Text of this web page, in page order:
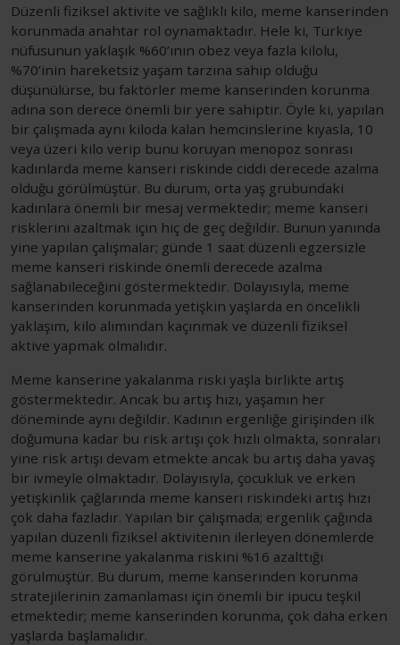
Düzenli fiziksel aktivite ve sağlıklı kilo, meme kanserinden
korunmada anahtar rol oynamaktadır. Hele ki, Türkiye
nüfusunun yaklaşık %60’ının obez veya fazla kilolu,
%70’inin hareketsiz yaşam tarzına sahip olduğu
düşünülürse, bu faktörler meme kanserinden korunma
adına son derece önemli bir yere sahiptir. Öyle ki, yapılan
bir çalışmada aynı kiloda kalan hemcinslerine kıyasla, 10
veya üzeri kilo verip bunu koruyan menopoz sonrası
kadınlarda meme kanseri riskinde ciddi derecede azalma
olduğu görülmüştür. Bu durum, orta yaş grubundaki
kadınlara önemli bir mesaj vermektedir; meme kanseri
risklerini azaltmak için hiç de geç değildir. Bunun yanında
yine yapılan çalışmalar; günde 1 saat düzenli egzersizle
meme kanseri riskinde önemli derecede azalma
sağlanabileceğini göstermektedir. Dolayısıyla, meme
kanserinden korunmada yetişkin yaşlarda en öncelikli
yaklaşım, kilo alımından kaçınmak ve düzenli fiziksel
aktive yapmak olmalıdır.
Meme kanserine yakalanma riski yaşla birlikte artış
göstermektedir. Ancak bu artış hızı, yaşamın her
döneminde aynı değildir. Kadının ergenliğe girişinden ilk
doğumuna kadar bu risk artışı çok hızlı olmakta, sonraları
yine risk artışı devam etmekte ancak bu artış daha yavaş
bir ivmeyle olmaktadır. Dolayısıyla, çocukluk ve erken
yetişkinlik çağlarında meme kanseri riskindeki artış hızı
çok daha fazladır. Yapılan bir çalışmada; ergenlik çağında
yapılan düzenli fiziksel aktivitenin ilerleyen dönemlerde
meme kanserine yakalanma riskini %16 azalttığı
görülmüştür. Bu durum, meme kanserinden korunma
stratejilerinin zamanlaması için önemli bir ipucu teşkil
etmektedir; meme kanserinden korunma, çok daha erken
yaşlarda başlamalıdır.